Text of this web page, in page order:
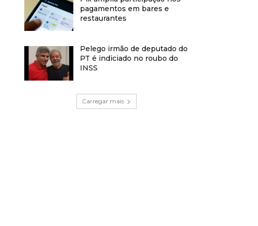
pagamentos em bares e
restaurantes
Pelego irmão de deputado do
PT é indiciado no roubo do
INSS
Carregar mais